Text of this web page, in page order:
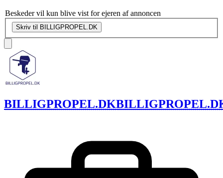
Beskeder vil kun blive vist for ejeren af annoncen
Skriv til BILLIGPROPEL.DK
BILLIGPROPEL.DK